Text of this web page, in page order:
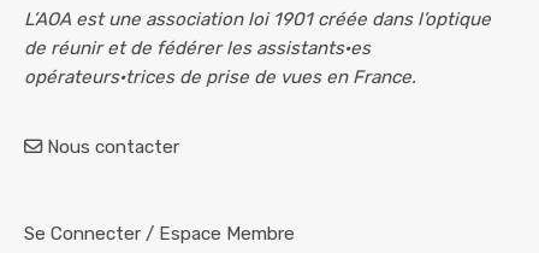
L’AOA est une association loi 1901 créée dans l’optique
de réunir et de fédérer les assistants·es
opérateurs·trices de prise de vues en France.
Nous contacter
Se Connecter / Espace Membre